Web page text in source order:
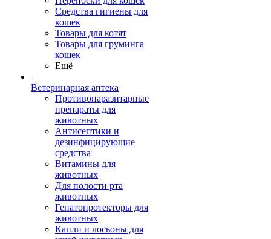
Средства гигиены для
кошек
Товары для котят
Товары для груминга
кошек
Ещё
Ветеринарная аптека
Противопаразитарные
препараты для
животных
Антисептики и
дезинфицирующие
средства
Витамины для
животных
Для полости рта
животных
Гепатопротекторы для
животных
Капли и лосьоны для